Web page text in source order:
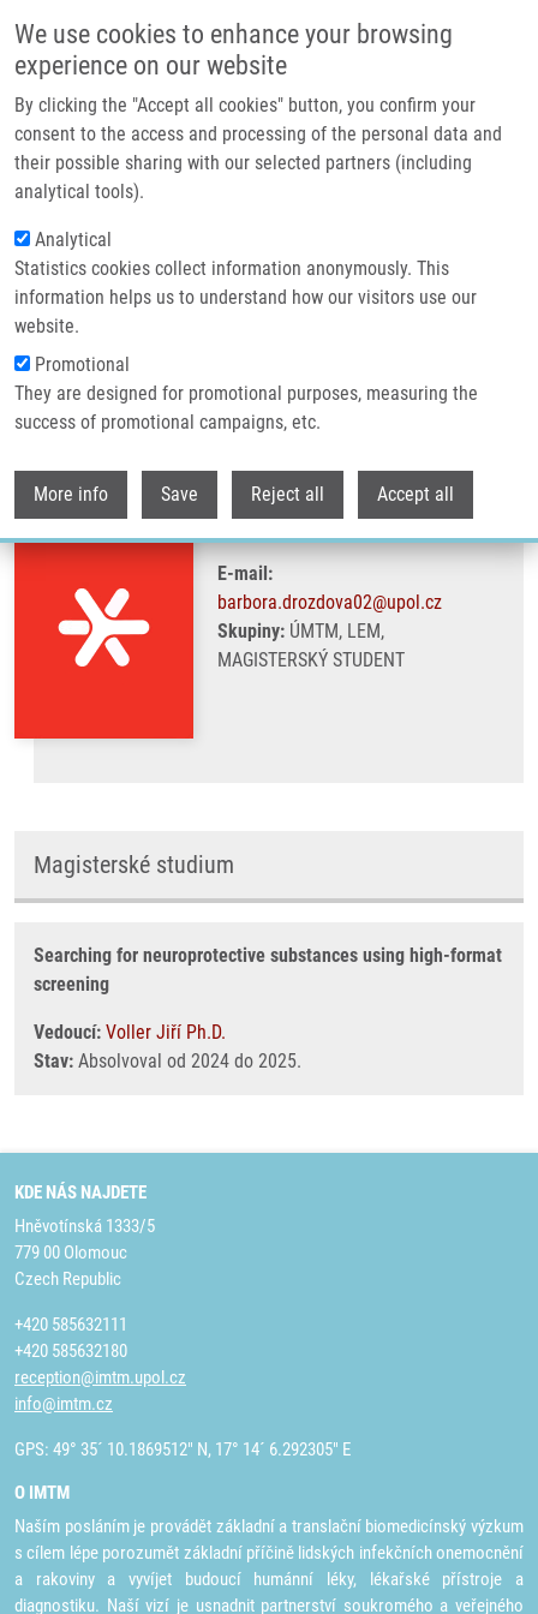
We use cookies to enhance your browsing
experience on our website
By clicking the "Accept all cookies" button, you confirm your
consent to the access and processing of the personal data and
their possible sharing with our selected partners (including
analytical tools).
Analytical
Statistics cookies collect information anonymously. This
information helps us to understand how our visitors use our
website.
Promotional
They are designed for promotional purposes, measuring the
success of promotional campaigns, etc.
More info Save Reject all Accept all
Header image
Drobečková navigace
Domů Drozdová Barbora
Drozdová Barbora
E-mail:
barbora.drozdova02@upol.cz
Skupiny:ÚMTM, LEM,
MAGISTERSKÝ STUDENT
Magisterské studium
Searching for neuroprotective substances using high-format
screening
Vedoucí: Voller Jiří Ph.D.
Stav: Absolvoval od 2024 do 2025.
KDE NÁS NAJDETE
Hněvotínská 1333/5
779 00 Olomouc
Czech Republic
+420 585632111
+420 585632180
reception@imtm.upol.cz
info@imtm.cz
GPS: 49° 35´ 10.1869512" N, 17° 14´ 6.292305" E
O IMTM
Naším posláním je provádět základní a translační biomedicínský výzkum
s cílem lépe porozumět základní příčině lidských infekčních onemocnění
a rakoviny a vyvíjet budoucí humánní léky, lékařské přístroje a
diagnostiku. Naší vizí je usnadnit partnerství soukromého a veřejného